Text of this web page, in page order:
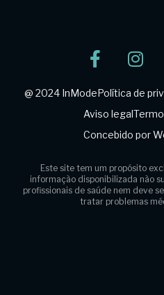
@ 2024 InModePolítica de
Aviso legal
Concebido por
Este site tem um propósito
informação disponibilizada não
profissionais de saúde nem deve
tratar problemas